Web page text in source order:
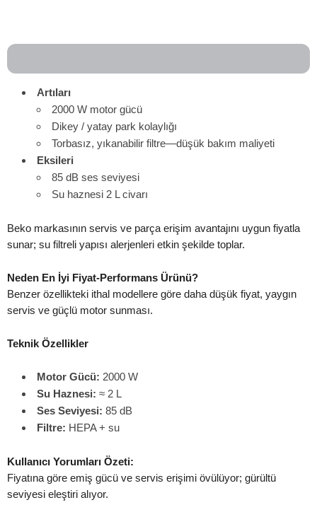
Artıları
2000 W motor gücü
Dikey / yatay park kolaylığı
Torbasız, yıkanabilir filtre—düşük bakım maliyeti
Eksileri
85 dB ses seviyesi
Su haznesi 2 L civarı
Beko markasının servis ve parça erişim avantajını uygun fiyatla
sunar; su filtreli yapısı alerjenleri etkin şekilde toplar.
Neden En İyi Fiyat-Performans Ürünü?
Benzer özellikteki ithal modellere göre daha düşük fiyat, yaygın
servis ve güçlü motor sunması.
Teknik Özellikler
Motor Gücü: 2000 W
Su Haznesi: ≈ 2 L
Ses Seviyesi: 85 dB
Filtre: HEPA + su
Kullanıcı Yorumları Özeti:
Fiyatına göre emiş gücü ve servis erişimi övülüyor; gürültü
seviyesi eleştiri alıyor.